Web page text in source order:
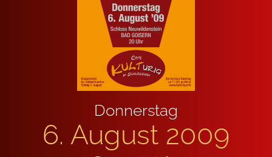
Don­ners­tag
6. August 2009